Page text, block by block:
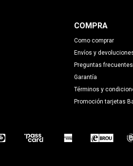
COMPRA
Como comprar
Envíos y
Preguntas frecuentes
Garantía
Términos y
Promoción tarjetas